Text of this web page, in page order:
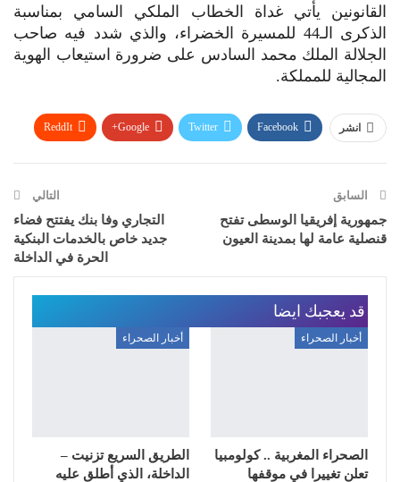
القانونين يأتي غداة الخطاب الملكي السامي بمناسبة
الذكرى الـ44 للمسيرة الخضراء، والذي شدد فيه صاحب
الجلالة الملك محمد السادس على ضرورة استيعاب الهوية
المجالية للمملكة.
انشر Facebook
Twitter
Google+
ReddIt
السابق
جمهورية إفريقيا الوسطى تفتح
قنصلية عامة لها بمدينة العيون
التالي
التجاري وفا بنك يفتتح فضاء
جديد خاص بالخدمات البنكية
الحرة في الداخلة
قد يعجبك ايضا
أخبار الصحراء
الصحراء المغربية .. كولومبيا
تعلن تغييرا في موقفها
أخبار الصحراء
الطريق السريع تزنيت –
الداخلة، الذي أطلق عليه